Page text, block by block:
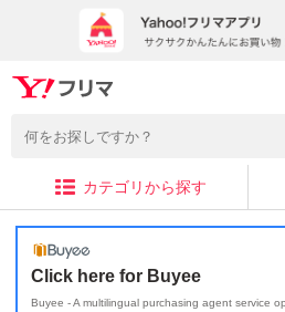
カテゴリから探す
Click here for Buyee
Buyee - A multilingual purchasing agent service